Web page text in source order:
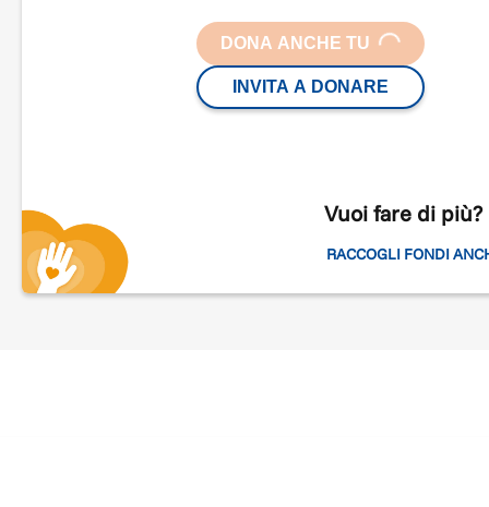
DONA ANCHE TU LOADING...
INVITA A DONARE
Vuoi fare di più?
RACCOGLI FONDI